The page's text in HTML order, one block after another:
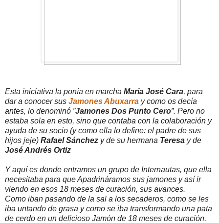
Esta iniciativa la ponía en marcha Maria José Cara, para
dar a conocer sus Jamones Abuxarra y como os decía
antes, lo denominó ”Jamones Dos Punto Cero”. Pero no
estaba sola en esto, sino que contaba con la colaboración y
ayuda de su socio (y como ella lo define: el padre de sus
hijos jeje) Rafael Sánchez y de su hermana Teresa y de
José Andrés Ortiz
Y aquí es donde entramos un grupo de Internautas, que ella
necesitaba para que Apadrináramos sus jamones y así ir
viendo en esos 18 meses de curación, sus avances.
Como iban pasando de la sal a los secaderos, como se les
iba untando de grasa y como se iba transformando una pata
de cerdo en un delicioso Jamón de 18 meses de curación.